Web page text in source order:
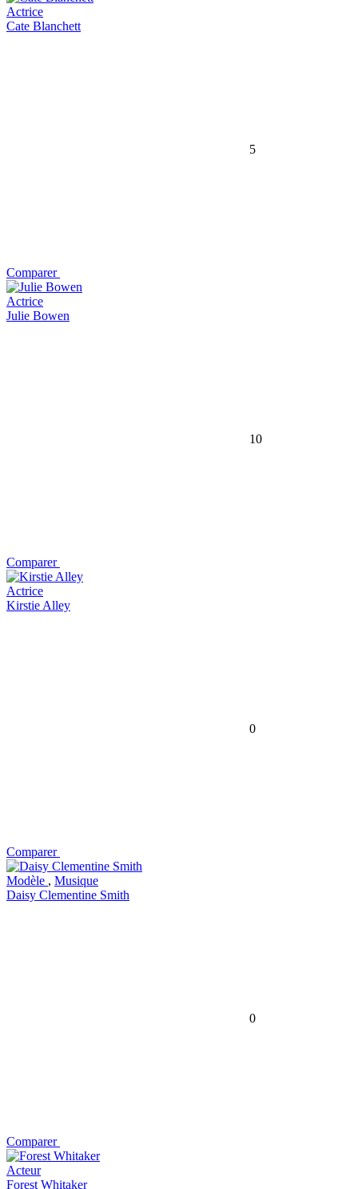
Actrice
Cate Blanchett
5
Comparer
Actrice
Julie Bowen
10
Comparer
Actrice
Kirstie Alley
0
Comparer
Modèle , Musique
Daisy Clementine Smith
0
Comparer
Acteur
Forest Whitaker